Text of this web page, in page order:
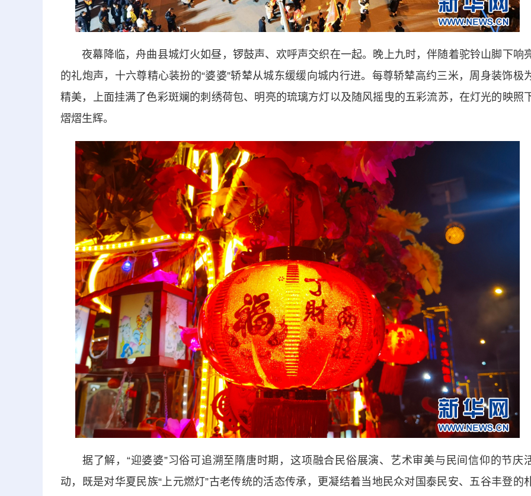
夜幕降临，舟曲县城灯火如昼，锣鼓声、欢呼声交织在一起。晚上九时，伴随着驼铃山脚下响
的礼炮声，十六尊精心装扮的“婆婆”轿辇从城东缓缓向城内行进。每尊轿辇高约三米，周身装饰极
精美，上面挂满了色彩斑斓的刺绣荷包、明亮的琉璃方灯以及随风摇曳的五彩流苏，在灯光的映照
熠熠生辉。
据了解，“迎婆婆”习俗可追溯至隋唐时期，这项融合民俗展演、艺术审美与民间信仰的节庆
动，既是对华夏民族“上元燃灯”古老传统的活态传承，更凝结着当地民众对国泰民安、五谷丰登的